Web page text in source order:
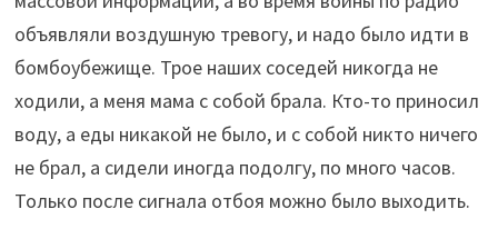
объявляли воздушную тревогу, и надо было идти в
бомбоубежище. Трое наших соседей никогда не
ходили, а меня мама с собой брала. Кто-то приносил
воду, а еды никакой не было, и с собой никто ничего
не брал, а сидели иногда подолгу, по много часов.
Только после сигнала отбоя можно было выходить.